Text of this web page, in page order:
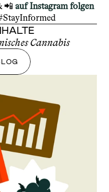
📲 auf Instagram folgen
Cannabis